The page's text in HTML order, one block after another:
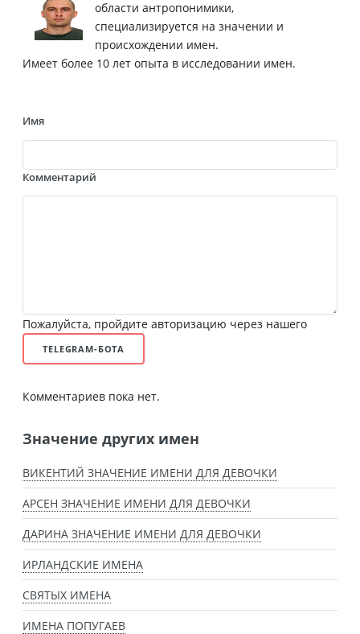
области антропонимики,
специализируется на значении и
происхождении имен.
Имеет более 10 лет опыта в исследовании имен.
Имя
Комментарий
Пожалуйста, пройдите авторизацию через нашего
TELEGRAM-БОТА
Комментариев пока нет.
Значение других имен
ВИКЕНТИЙ ЗНАЧЕНИЕ ИМЕНИ ДЛЯ ДЕВОЧКИ
АРСЕН ЗНАЧЕНИЕ ИМЕНИ ДЛЯ ДЕВОЧКИ
ДАРИНА ЗНАЧЕНИЕ ИМЕНИ ДЛЯ ДЕВОЧКИ
ИРЛАНДСКИЕ ИМЕНА
СВЯТЫХ ИМЕНА
ИМЕНА ПОПУГАЕВ